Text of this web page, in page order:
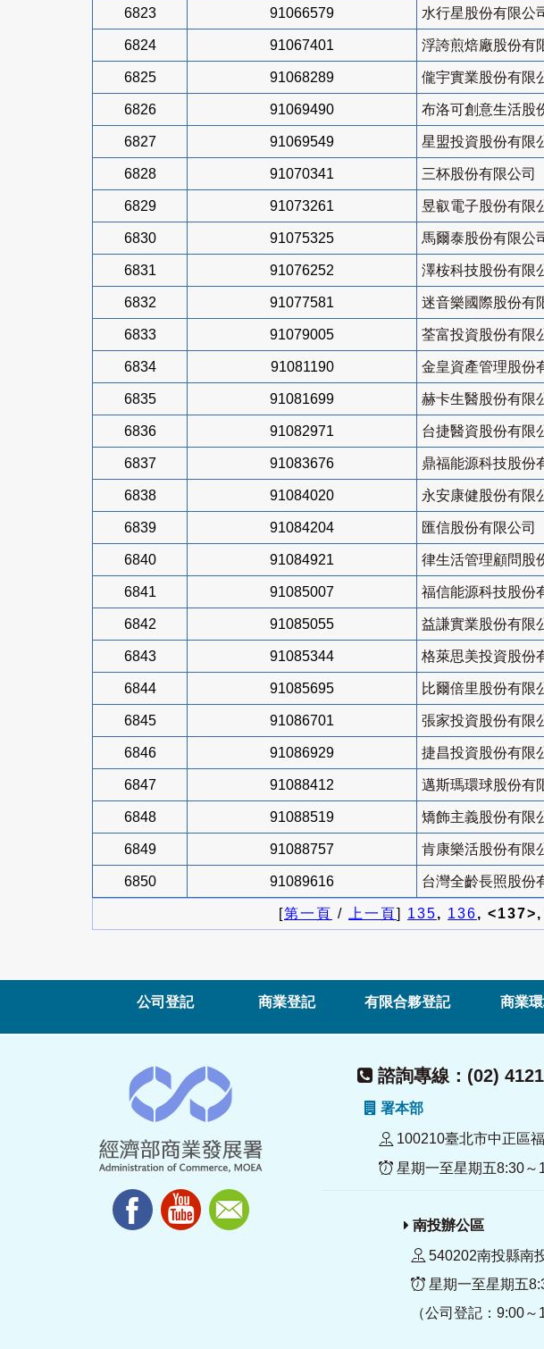
6823 91066579 水行星股份有限公
6824 91067401 浮誇煎焙廠股份有
6825 91068289 儱宇實業股份有限
6826 91069490 布洛可創意生活股
6827 91069549 星盟投資股份有限
6828 91070341 三杯股份有限公司
6829 91073261 昱叡電子股份有限
6830 91075325 馬爾泰股份有限公
6831 91076252 澤桉科技股份有限
6832 91077581 迷音樂國際股份有
6833 91079005 荃富投資股份有限
6834 91081190 金皇資產管理股份
6835 91081699 赫卡生醫股份有限
6836 91082971 台捷醫資股份有限
6837 91083676 鼎福能源科技股份
6838 91084020 永安康健股份有限
6839 91084204 匯信股份有限公司
6840 91084921 律生活管理顧問股
6841 91085007 福信能源科技股份
6842 91085055 益謙實業股份有限
6843 91085344 格萊思美投資股份
6844 91085695 比爾倍里股份有限
6845 91086701 張家投資股份有限
6846 91086929 捷昌投資股份有限
6847 91088412 邁斯瑪環球股份有
6848 91088519 矯飾主義股份有限
6849 91088757 肯康樂活股份有限
6850 91089616 台灣全齡長照股份
[第一頁 / 上一頁] 135, 136, <137>,
公司登記 商業登記 有限合夥登記 商業
諮詢專線：(02)
署本部
100210臺北市中正區
星期一至星期五8:30～
南投辦公區
540202南投縣南
星期一至星期五
（公司登記：9:00